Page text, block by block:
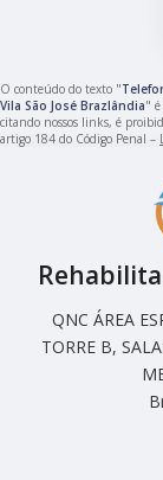
O conteúdo do texto "
Vila São José Brazlândia"
citando nossos links, é
artigo 184 do Código Penal –
QNC ÁREA
TORRE B,